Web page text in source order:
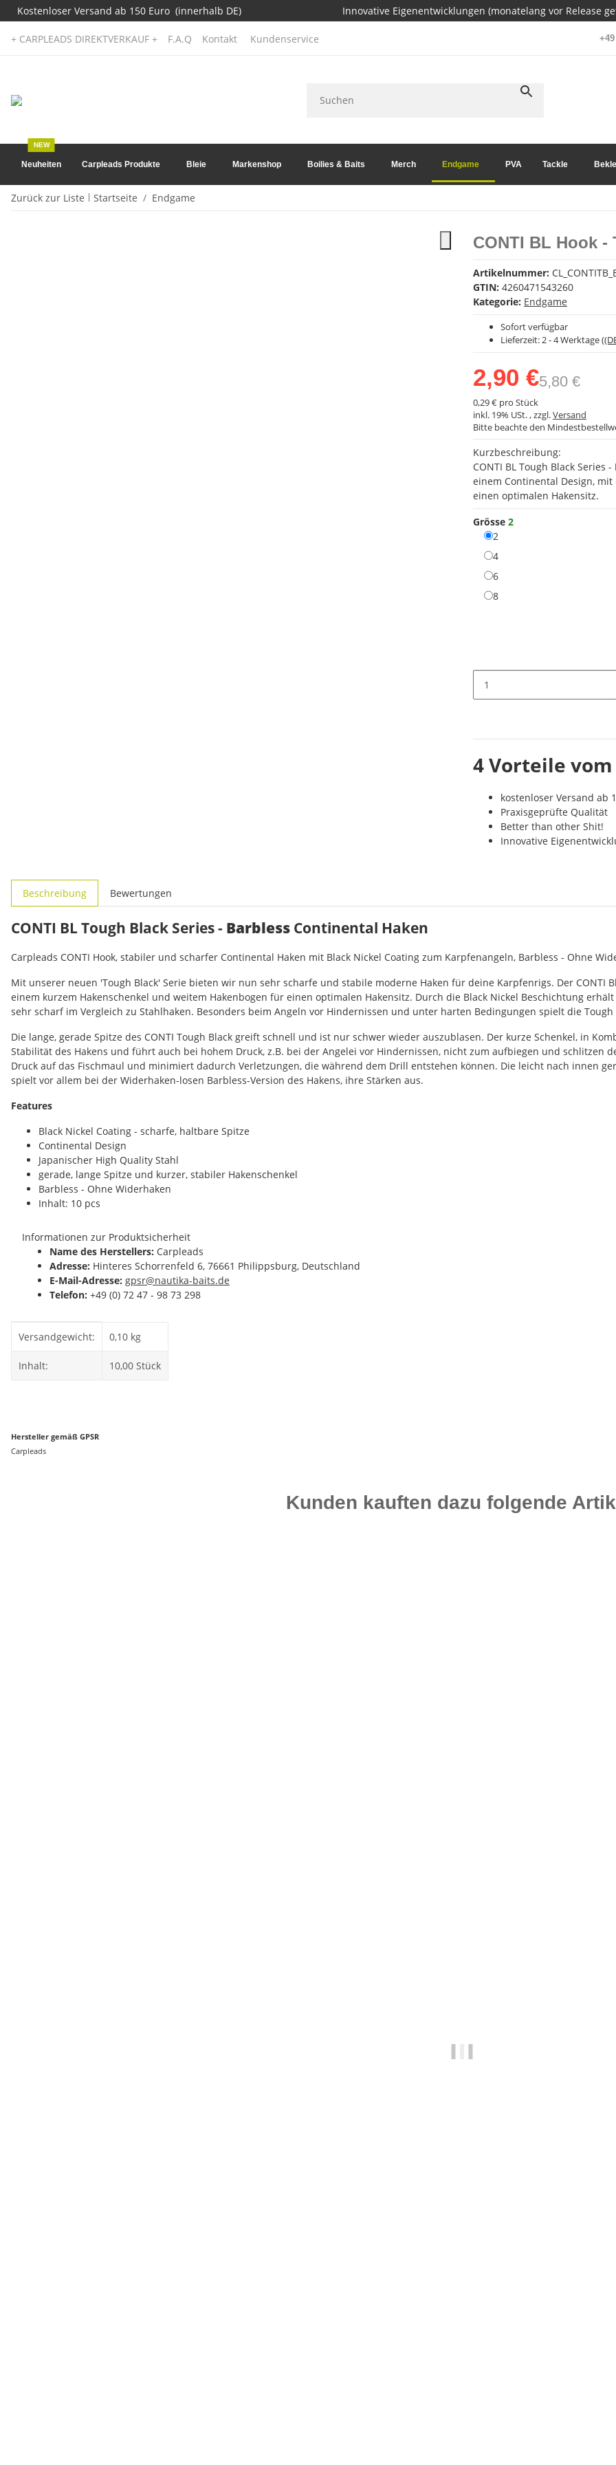
Kostenloser Versand ab 150 Euro (innerhalb DE) Innovative Eigenentwicklungen (monatelang vor Release
+ CARPLEADS DIREKTVERKAUF + F.A.Q Kontakt Kundenservice
Neuheiten
NEW
Carpleads Produkte Bleie Markenshop Boilies & Baits Merch Endgame PVA Tackle
Zurück zur Liste Startseite Endgame
CONTI BL Hook -
Artikelnummer:
GTIN: 4260471543260
Kategorie: Endgame
Sofort verfügbar
Lieferzeit: 2 - 4 Werktage
2,90 €5,80 €
0,29 € pro Stück
inkl. 19% USt. , zzgl.Versand
Bitte beachte den
Kurzbeschreibung:
CONTI BL Tough Black Series -
einem Continental Design,
einen optimalen Hakensitz.
Grösse 2
2
44
66
88
4 Vorteile
kostenloser Versand ab
Praxisgeprüfte Qualität
Better than other Shit!
Innovative
Beschreibung Bewertungen
CONTI BL Tough Black Series - Barbless Continental Haken
Carpleads CONTI Hook, stabiler und scharfer Continental Haken mit Black Nickel Coating zum Karpfenangeln, Barbless - Ohne
Mit unserer neuen 'Tough Black' Serie bieten wir nun sehr scharfe und stabile moderne Haken für deine Karpfenrigs. Der CONTI
einem kurzem Hakenschenkel und weitem Hakenbogen für einen optimalen Hakensitz. Durch die Black Nickel Beschichtung
sehr scharf im Vergleich zu Stahlhaken. Besonders beim Angeln vor Hindernissen und unter harten Bedingungen spielt die
Die lange, gerade Spitze des CONTI Tough Black greift schnell und ist nur schwer wieder auszublasen. Der kurze Schenkel, in
Stabilität des Hakens und führt auch bei hohem Druck, z.B. bei der Angelei vor Hindernissen, nicht zum aufbiegen und schlitzen
Druck auf das Fischmaul und minimiert dadurch Verletzungen, die während dem Drill entstehen können. Die leicht nach innen
spielt vor allem bei der Widerhaken-losen Barbless-Version des Hakens, ihre Stärken aus.
Features
Black Nickel Coating - scharfe, haltbare Spitze
Continental Design
Japanischer High Quality Stahl
gerade, lange Spitze und kurzer, stabiler Hakenschenkel
Barbless - Ohne Widerhaken
Inhalt: 10 pcs
Informationen zur Produktsicherheit
Name des Herstellers: Carpleads
Adresse: Hinteres Schorrenfeld 6, 76661 Philippsburg, Deutschland
E-Mail-Adresse: gpsr@nautika-baits.de
Telefon: +49 (0) 72 47 - 98 73 298
Versandgewicht: 0,10 kg
Inhalt: 10,00 Stück
Hersteller gemäß GPSR
Carpleads
Kunden kauften dazu folgende